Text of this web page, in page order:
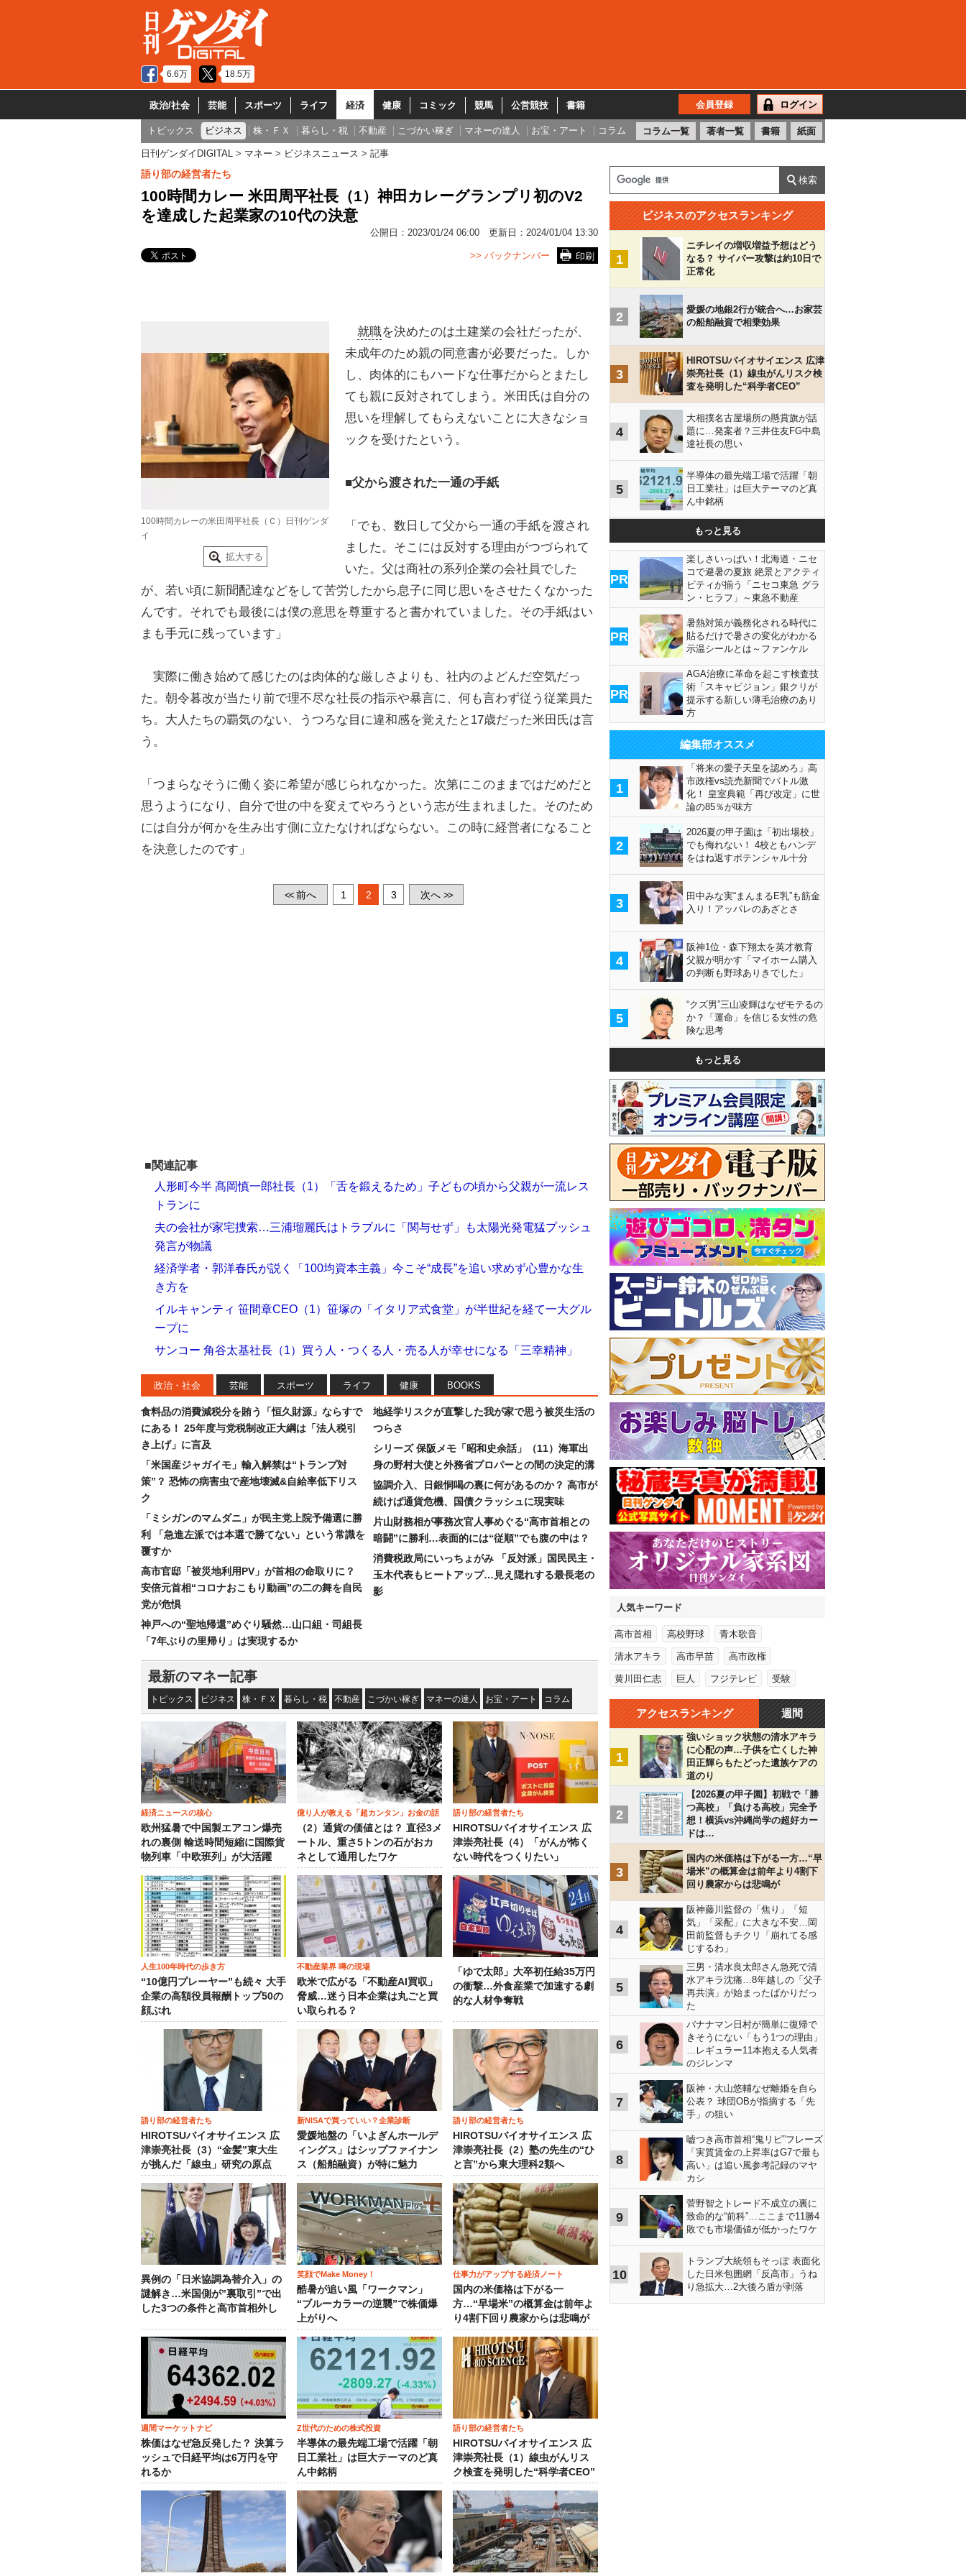
6.6万 18.5万
政治/社会 芸能 スポーツ ライフ 経済 健康 コミック 競馬 公営競技 書籍 会員登録 ログイン
トピックス ビジネス 株・ＦＸ 暮らし・税 不動産 こづかい稼ぎ マネーの達人 お宝・アート コラム コラム一覧 著者一覧 書籍 紙面
日刊ゲンダイDIGITAL マネー ビジネスニュース 記事
語り部の経営者たち
100時間カレー 米田周平社長（1）神田カレーグランプリ初のV2
を達成した起業家の10代の決意
公開日： 2023/01/24 06:00 更新日： 2024/01/04 13:30
印刷
>> バックナンバー
100時間カレーの米田周平社長（Ｃ）日刊ゲンダ
イ
拡大する
就職を決めたのは土建業の会社だったが、
未成年のため親の同意書が必要だった。しか
し、肉体的にもハードな仕事だからとまたし
ても親に反対されてしまう。米田氏は自分の
思いを理解してもらえないことに大きなショ
ックを受けたという。
■父から渡された一通の手紙
「でも、数日して父から一通の手紙を渡され
ました。そこには反対する理由がつづられて
いた。父は商社の系列企業の会社員でした
が、若い頃に新聞配達などをして苦労したから息子に同じ思いをさせたくなかった
んです。それでも最後には僕の意思を尊重すると書かれていました。その手紙はい
まも手元に残っています」
実際に働き始めて感じたのは肉体的な厳しさよりも、社内のよどんだ空気だっ
た。朝令暮改が当たり前で理不尽な社長の指示や暴言に、何も言わず従う従業員た
ち。大人たちの覇気のない、うつろな目に違和感を覚えたと17歳だった米田氏は言
う。
「つまらなそうに働く姿に希望が感じられなかった。次第にこのままではだめだと
思うようになり、自分で世の中を変えてやろうという志が生まれました。そのため
には自分が何かを生み出す側に立たなければならない。この時に経営者になること
を決意したのです」
<<前へ 1 2 3 次へ >>
■関連記事
人形町今半 髙岡慎一郎社長（1）「舌を鍛えるため」子どもの頃から父親が一流レス
トランに
夫の会社が家宅捜索…三浦瑠麗氏はトラブルに「関与せず」も太陽光発電猛プッシュ
発言が物議
経済学者・郭洋春氏が説く「100均資本主義」今こそ“成長”を追い求めず心豊かな生
き方を
イルキャンティ 笹間章CEO（1）笹塚の「イタリア式食堂」が半世紀を経て一大グル
ープに
サンコー 角谷太基社長（1）買う人・つくる人・売る人が幸せになる「三幸精神」
政治・社会 芸能 スポーツ ライフ 健康 BOOKS
食料品の消費減税分を賄う「恒久財源」ならすで
にある！ 25年度与党税制改正大綱は「法人税引
き上げ」に言及
「米国産ジャガイモ」輸入解禁は“トランプ対
策”？ 恐怖の病害虫で産地壊滅&自給率低下リス
ク
「ミシガンのマムダニ」が民主党上院予備選に勝
利 「急進左派では本選で勝てない」という常識を
覆すか
高市官邸「被災地利用PV」が首相の命取りに？
安倍元首相“コロナおこもり動画”の二の舞を自民
党が危惧
神戸への“聖地帰還”めぐり騒然…山口組・司組長
「7年ぶりの里帰り」は実現するか
地経学リスクが直撃した我が家で思う被災生活の
つらさ
シリーズ 保阪メモ「昭和史余話」（11）海軍出
身の野村大使と外務省プロパーとの間の決定的溝
協調介入、日銀恫喝の裏に何があるのか？ 高市が
続けば通貨危機、国債クラッシュに現実味
片山財務相が事務次官人事めぐる“高市首相との
暗闘”に勝利…表面的には“従順”でも腹の中は？
消費税政局にいっちょがみ 「反対派」国民民主・
玉木代表もヒートアップ…見え隠れする最長老の
影
最新のマネー記事
トピックス ビジネス 株・ＦＸ 暮らし・税 不動産 こづかい稼ぎ マネーの達人 お宝・アート コラム
経済ニュースの核心
欧州猛暑で中国製エアコン爆売
れの裏側 輸送時間短縮に国際貨
物列車「中欧班列」が大活躍
億り人が教える「超カンタン」お金の話
（2）通貨の価値とは？ 直径3メ
ートル、重さ5トンの石がおカ
ネとして通用したワケ
語り部の経営者たち
HIROTSUバイオサイエンス 広
津崇亮社長（4）「がんが怖く
ない時代をつくりたい」
人生100年時代の歩き方
“10億円プレーヤー”も続々 大手
企業の高額役員報酬トップ50の
顔ぶれ
不動産業界 噂の現場
欧米で広がる「不動産AI買収」
脅威…迷う日本企業は丸ごと買
い取られる？
「ゆで太郎」大卒初任給35万円
の衝撃…外食産業で加速する劇
的な人材争奪戦
語り部の経営者たち
HIROTSUバイオサイエンス 広
津崇亮社長（3）“金髪”東大生
が挑んだ「線虫」研究の原点
新NISAで買っていい？企業診断
愛媛地盤の「いよぎんホールデ
ィングス」はシップファイナン
ス（船舶融資）が特に魅力
語り部の経営者たち
HIROTSUバイオサイエンス 広
津崇亮社長（2）塾の先生の“ひ
と言”から東大理科2類へ
異例の「日米協調為替介入」の
謎解き…米国側が”裏取引”で出
した3つの条件と高市首相外し
笑顔でMake Money！
酷暑が追い風「ワークマン」
“ブルーカラーの逆襲”で株価爆
上がりへ
仕事力がアップする経済ノート
国内の米価格は下がる一
方…“早場米”の概算金は前年よ
り4割下回り農家からは悲鳴が
週間マーケットナビ
株価はなぜ急反発した？ 決算ラ
ッシュで日経平均は6万円を守
れるか
Z世代のための株式投資
半導体の最先端工場で活躍「朝
日工業社」は巨大テーマのど真
ん中銘柄
語り部の経営者たち
HIROTSUバイオサイエンス 広
津崇亮社長（1）線虫がんリス
ク検査を発明した“科学者CEO”
ビジネスのアクセスランキング
1
ニチレイの増収増益予想はどう
なる？ サイバー攻撃は約10日で
正常化
2
愛媛の地銀2行が統合へ…お家芸
の船舶融資で相乗効果
3
HIROTSUバイオサイエンス 広津
崇亮社長（1）線虫がんリスク検
査を発明した“科学者CEO”
4
大相撲名古屋場所の懸賞旗が話
題に…発案者？三井住友FG中島
達社長の思い
5
半導体の最先端工場で活躍「朝
日工業社」は巨大テーマのど真
ん中銘柄
もっと見る
PR
楽しさいっぱい！北海道・ニセ
コで避暑の夏旅 絶景とアクティ
ビティが揃う「ニセコ東急 グラ
ン・ヒラフ」～東急不動産
PR
暑熱対策が義務化される時代に
貼るだけで暑さの変化がわかる
示温シールとは～ファンケル
PR
AGA治療に革命を起こす検査技
術「スキャビジョン」銀クリが
提示する新しい薄毛治療のあり
方
編集部オススメ
1
「将来の愛子天皇を認めろ」高
市政権vs読売新聞でバトル激
化！ 皇室典範「再び改定」に世
論の85％が味方
2
2026夏の甲子園は「初出場校」
でも侮れない！ 4校ともハンデ
をはね返すポテンシャル十分
3
田中みな実“まんまるE乳”も筋金
入り！アッパレのあざとさ
4
阪神1位・森下翔太を英才教育
父親が明かす「マイホーム購入
の判断も野球ありきでした」
5
“クズ男”三山凌輝はなぜモテるの
か？「運命」を信じる女性の危
険な思考
もっと見る
人気キーワード
高市首相 高校野球 青木歌音
清水アキラ 高市早苗 高市政権
黄川田仁志 巨人 フジテレビ 受験
アクセスランキング 週間
1
強いショック状態の清水アキラ
に心配の声…子供を亡くした神
田正輝らもたどった遺族ケアの
道のり
2
【2026夏の甲子園】初戦で「勝
つ高校」「負ける高校」完全予
想！横浜vs沖縄尚学の超好カー
ドは…
3
国内の米価格は下がる一方…“早
場米”の概算金は前年より4割下
回り農家からは悲鳴が
4
阪神藤川監督の「焦り」「短
気」「采配」に大きな不安…岡
田前監督もチクリ「崩れてる感
じするわ」
5
三男・清水良太郎さん急死で清
水アキラ沈痛…8年越しの「父子
再共演」が始まったばかりだっ
た
6
バナナマン日村が簡単に復帰で
きそうにない「もう1つの理由」
…レギュラー11本抱える人気者
のジレンマ
7
阪神・大山悠輔なぜ離婚を自ら
公表？ 球団OBが指摘する「先
手」の狙い
8
嘘つき高市首相“鬼リピ”フレーズ
「実質賃金の上昇率はG7で最も
高い」は追い風参考記録のマヤ
カシ
9
菅野智之トレード不成立の裏に
致命的な“前科”…ここまで11勝4
敗でも市場価値が低かったワケ
10
トランプ大統領もそっぽ 表面化
した日米包囲網「反高市」うね
り急拡大…2大後ろ盾が剥落